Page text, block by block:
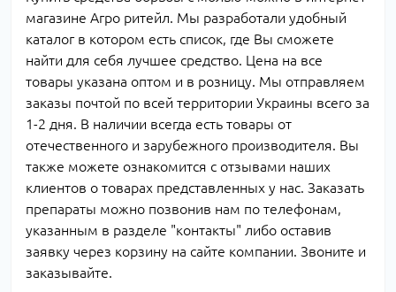
магазине Агро ритейл. Мы разработали удобный
каталог в котором есть список, где Вы сможете
найти для себя лучшее средство. Цена на все
товары указана оптом и в розницу. Мы отправляем
заказы почтой по всей территории Украины всего за
1-2 дня. В наличии всегда есть товары от
отечественного и зарубежного производителя. Вы
также можете ознакомится с отзывами наших
клиентов о товарах представленных у нас. Заказать
препараты можно позвонив нам по телефонам,
указанным в разделе "контакты" либо оставив
заявку через корзину на сайте компании. Звоните и
заказывайте.